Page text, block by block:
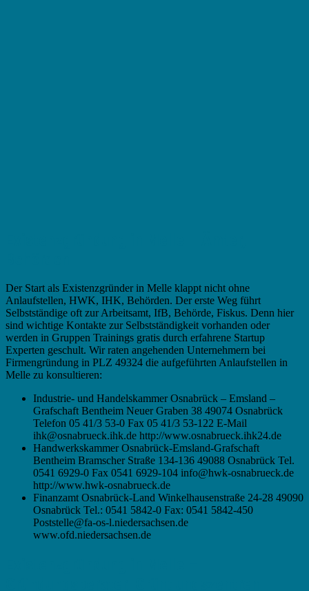
Der Start als Existenzgründer in Melle klappt nicht ohne
Anlaufstellen, HWK, IHK, Behörden. Der erste Weg führt
Selbstständige oft zur Arbeitsamt, IfB, Behörde, Fiskus. Denn hier
sind wichtige Kontakte zur Selbstständigkeit vorhanden oder
werden in Gruppen Trainings gratis durch erfahrene Startup
Experten geschult. Wir raten angehenden Unternehmern bei
Firmengründung in PLZ 49324 die aufgeführten Anlaufstellen in
Melle zu konsultieren:
Industrie- und Handelskammer Osnabrück – Emsland –
Grafschaft Bentheim Neuer Graben 38 49074 Osnabrück
Telefon 05 41/3 53-0 Fax 05 41/3 53-122 E-Mail
ihk@osnabrueck.ihk.de http://www.osnabrueck.ihk24.de
Handwerkskammer Osnabrück-Emsland-Grafschaft
Bentheim Bramscher Straße 134-136 49088 Osnabrück Tel.
0541 6929-0 Fax 0541 6929-104 info@hwk-osnabrueck.de
http://www.hwk-osnabrueck.de
Finanzamt Osnabrück-Land Winkelhausenstraße 24-28 49090
Osnabrück Tel.: 0541 5842-0 Fax: 0541 5842-450
Poststelle@fa-os-l.niedersachsen.de
www.ofd.niedersachsen.de